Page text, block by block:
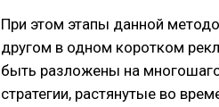
При этом этапы данной
другом в одном коротком
быть разложены на
стратегии, растянутые во